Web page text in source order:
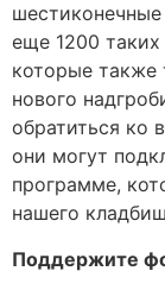
еще 1200 таких
которые также
нового
обратиться ко
они могут
программе,
нашего
Поддержите